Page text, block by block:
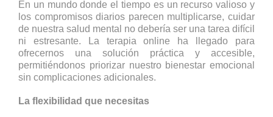
En un mundo donde el tiempo es un recurso valioso y
los compromisos diarios parecen multiplicarse, cuidar
de nuestra salud mental no debería ser una tarea difícil
ni estresante. La terapia online ha llegado para
ofrecernos una solución práctica y accesible,
permitiéndonos priorizar nuestro bienestar emocional
sin complicaciones adicionales.
La flexibilidad que necesitas